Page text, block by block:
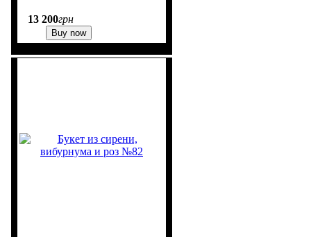
13 200грн
Buy now